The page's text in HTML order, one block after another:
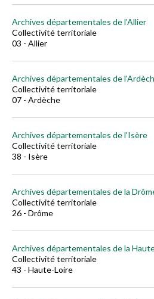
Archives départementales de l'Allier
Collectivité territoriale
03 - Allier
Archives départementales de
Collectivité territoriale
07 - Ardèche
Archives départementales de l'Isère
Collectivité territoriale
38 - Isère
Archives départementales de la
Collectivité territoriale
26 - Drôme
Archives départementales de la
Collectivité territoriale
43 - Haute-Loire